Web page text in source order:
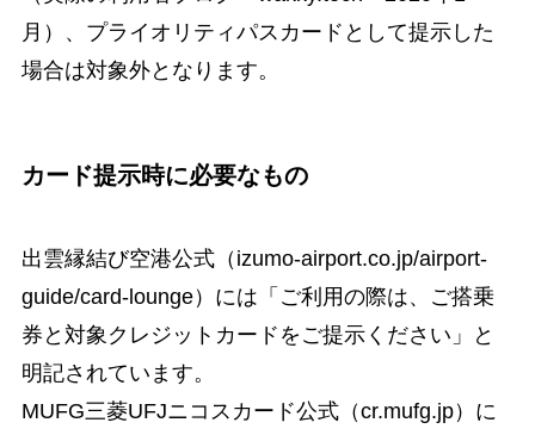
月）、プライオリティパスカードとして提示した
場合は対象外となります。
カード提示時に必要なもの
出雲縁結び空港公式（izumo-airport.co.jp/airport-
guide/card-lounge）には「ご利用の際は、ご搭乗
券と対象クレジットカードをご提示ください」と
明記されています。
MUFG三菱UFJニコスカード公式（cr.mufg.jp）に